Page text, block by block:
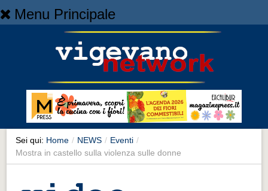
Menu Principale
NEWS
Cronaca
Cronaca
Artes et Artificia
Sei qui: Home / NEWS / Eventi /
Mostra in castello sulla violenza sulle donne